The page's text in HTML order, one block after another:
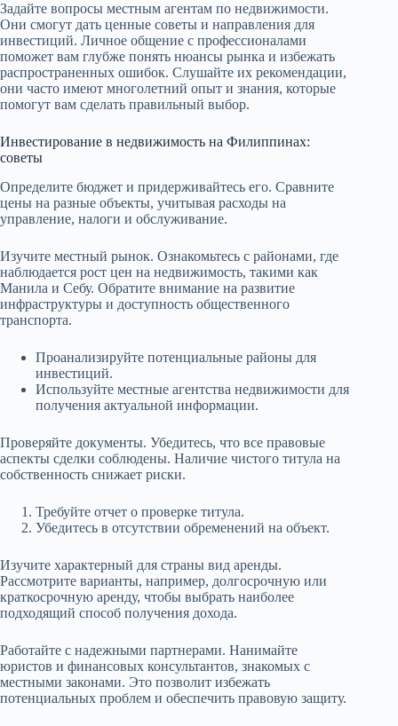
Задайте вопросы местным агентам по недвижимости.
Они смогут дать ценные советы и направления для
инвестиций. Личное общение с профессионалами
поможет вам глубже понять нюансы рынка и избежать
распространенных ошибок. Слушайте их рекомендации,
они часто имеют многолетний опыт и знания, которые
помогут вам сделать правильный выбор.
Инвестирование в недвижимость на Филиппинах:
советы
Определите бюджет и придерживайтесь его. Сравните
цены на разные объекты, учитывая расходы на
управление, налоги и обслуживание.
Изучите местный рынок. Ознакомьтесь с районами, где
наблюдается рост цен на недвижимость, такими как
Манила и Себу. Обратите внимание на развитие
инфраструктуры и доступность общественного
транспорта.
Проанализируйте потенциальные районы для
инвестиций.
Используйте местные агентства недвижимости для
получения актуальной информации.
Проверяйте документы. Убедитесь, что все правовые
аспекты сделки соблюдены. Наличие чистого титула на
собственность снижает риски.
Требуйте отчет о проверке титула.
Убедитесь в отсутствии обременений на объект.
Изучите характерный для страны вид аренды.
Рассмотрите варианты, например, долгосрочную или
краткосрочную аренду, чтобы выбрать наиболее
подходящий способ получения дохода.
Работайте с надежными партнерами. Нанимайте
юристов и финансовых консультантов, знакомых с
местными законами. Это позволит избежать
потенциальных проблем и обеспечить правовую защиту.